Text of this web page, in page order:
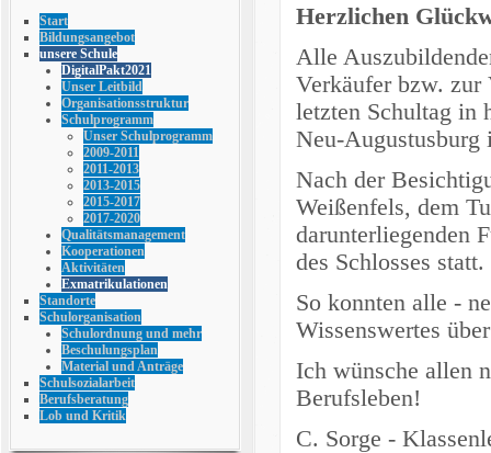
Start
Bildungsangebot
unsere Schule
DigitalPakt2021
Unser Leitbild
Organisationsstruktur
Schulprogramm
Unser Schulprogramm
2009-2011
2011-2013
2013-2015
2015-2017
2017-2020
Qualitätsmanagement
Kooperationen
Aktivitäten
Exmatrikulationen
Standorte
Schulorganisation
Schulordnung und mehr
Beschulungsplan
Material und Anträge
Schulsozialarbeit
Berufsberatung
Lob und Kritik
Herzlichen
Alle
Verkäufer bzw.
letzten Schultag in
Neu-Augustusburg
Nach der
Weißenfels, dem
darunterliegenden
des Schlosses statt.
So konnten alle -
Wissenswertes
Ich wünsche allen
Berufsleben!
C. Sorge -